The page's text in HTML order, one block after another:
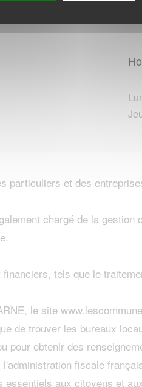
particuliers et des
chargé de la
tels que le
le site
de trouver les bureaux
pour obtenir des
fiscale
aux citoyens et